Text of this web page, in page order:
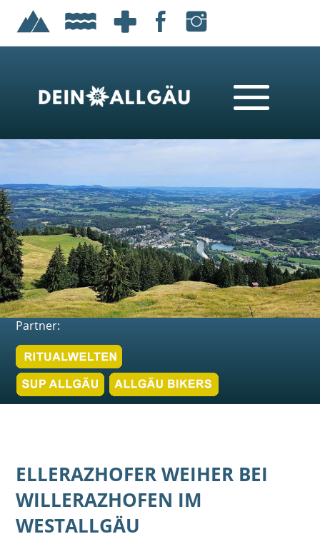
Partner:
ELLERAZHOFER WEIHER BEI
WILLERAZHOFEN IM
WESTALLGÄU